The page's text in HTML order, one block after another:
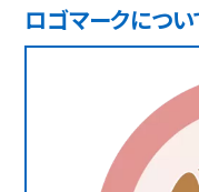
ロゴマークについ